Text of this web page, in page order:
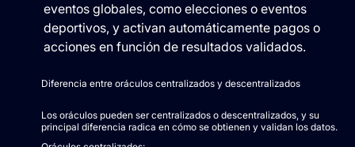
eventos globales, como elecciones o eventos
deportivos, y activan automáticamente pagos o
acciones en función de resultados validados.
Diferencia entre oráculos centralizados y descentralizados
Los oráculos pueden ser centralizados o descentralizados, y su
principal diferencia radica en cómo se obtienen y validan los datos.